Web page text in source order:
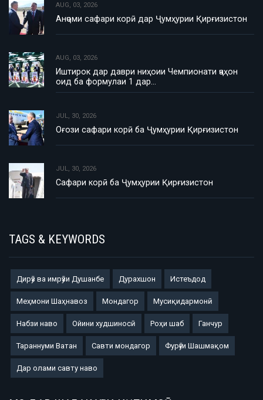
AUG, 03, 2026
Анҷоми сафари корӣ дар Ҷумҳурии Қирғизистон
AUG, 03, 2026
Иштирок дар даври ниҳоии Чемпионати ҷаҳон
оид ба формулаи 1 дар…
JUL, 30, 2026
Оғози сафари корӣ ба Ҷумҳурии Қирғизистон
JUL, 30, 2026
Сафари корӣ ба Ҷумҳурии Қирғизистон
TAGS & KEYWORDS
Дирӯз ва имрӯзи Душанбе Дурахшон Истеъдод
Меҳмони Шаҳнавоз Мондагор Мусиқидармонӣ
Набзи наво Ойини худшиносӣ Роҳи шаб Ганчур
Тараннуми Ватан Савти мондагор Фурӯғи Шашмақом
Дар олами савту наво